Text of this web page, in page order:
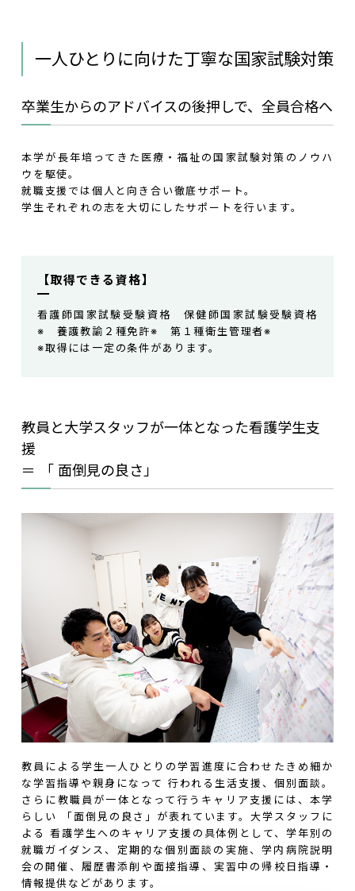
一人ひとりに向けた丁寧な国家試験対策
卒業生からのアドバイスの後押しで、全員合格へ
本学が長年培ってきた医療・福祉の国家試験対策のノウハ
ウを駆使。
就職支援では個人と向き合い徹底サポート。
学生それぞれの志を大切にしたサポートを行います。
【取得できる資格】
看護師国家試験受験資格 保健師国家試験受験資格
※ 養護教諭２種免許※ 第１種衛生管理者※
※取得には一定の条件があります。
教員と大学スタッフが一体となった看護学生支
援
＝ 「 面倒見の良さ」
教員による学生一人ひとりの学習進度に合わせたきめ細か
な学習指導や親身になって 行われる生活支援、個別面談。
さらに教職員が一体となって行うキャリア支援には、本学
らしい 「面倒見の良さ」が表れています。大学スタッフに
よる 看護学生へのキャリア支援の具体例として、学年別の
就職ガイダンス、定期的な個別面談の実施、学内病院説明
会の開催、履歴書添削や面接指導、実習中の帰校日指導・
情報提供などがあります。